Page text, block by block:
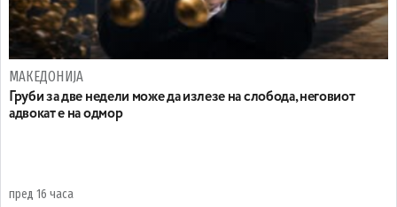
МАКЕДОНИЈА
Груби за две недели може да излезе на слобода, неговиот
адвокат е на одмор
пред 16 часа